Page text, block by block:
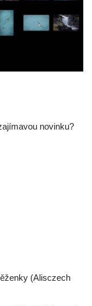
novinku?
(Alisczech